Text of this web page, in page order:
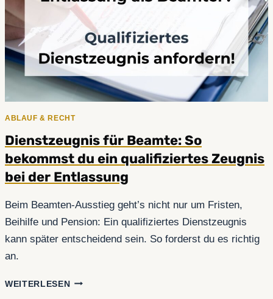
ABLAUF & RECHT
Dienstzeugnis für Beamte: So
bekommst du ein qualifiziertes Zeugnis
bei der Entlassung
Beim Beamten-Ausstieg geht’s nicht nur um Fristen,
Beihilfe und Pension: Ein qualifiziertes Dienstzeugnis
kann später entscheidend sein. So forderst du es richtig
an.
WEITERLESENDIENSTZEUGNIS